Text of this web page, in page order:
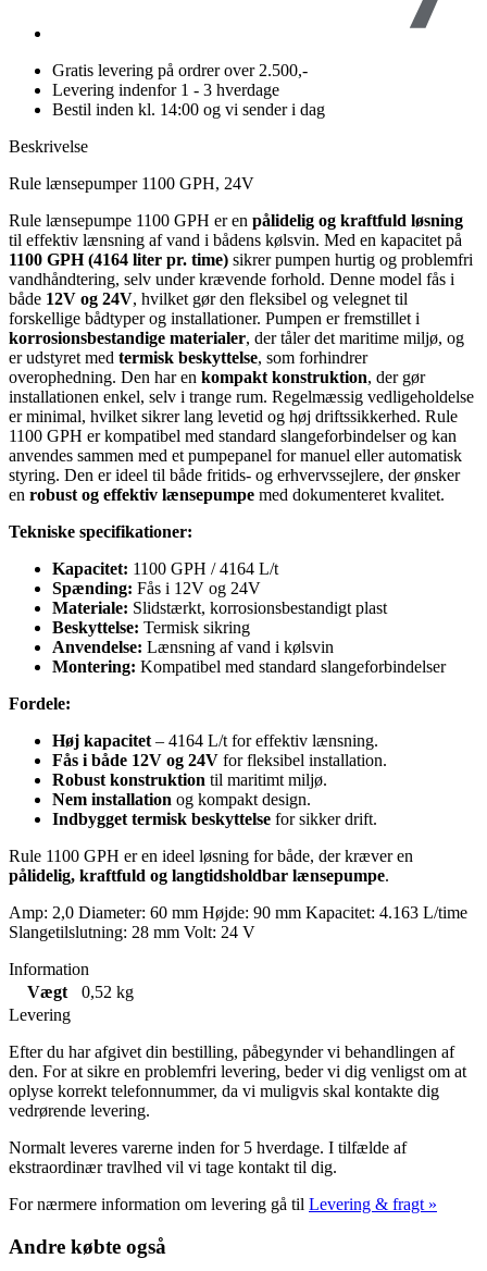
Gratis levering på ordrer over 2.500,-
Levering indenfor 1 - 3 hverdage
Bestil inden kl. 14:00 og vi sender i dag
Beskrivelse
Rule lænsepumper 1100 GPH, 24V
Rule lænsepumpe 1100 GPH er en pålidelig og kraftfuld løsning
til effektiv lænsning af vand i bådens kølsvin. Med en kapacitet på
1100 GPH (4164 liter pr. time) sikrer pumpen hurtig og problemfri
vandhåndtering, selv under krævende forhold. Denne model fås i
både 12V og 24V, hvilket gør den fleksibel og velegnet til
forskellige bådtyper og installationer. Pumpen er fremstillet i
korrosionsbestandige materialer, der tåler det maritime miljø, og
er udstyret med termisk beskyttelse, som forhindrer
overophedning. Den har en kompakt konstruktion, der gør
installationen enkel, selv i trange rum. Regelmæssig vedligeholdelse
er minimal, hvilket sikrer lang levetid og høj driftssikkerhed. Rule
1100 GPH er kompatibel med standard slangeforbindelser og kan
anvendes sammen med et pumpepanel for manuel eller automatisk
styring. Den er ideel til både fritids- og erhvervssejlere, der ønsker
en robust og effektiv lænsepumpe med dokumenteret kvalitet.
Tekniske specifikationer:
Kapacitet: 1100 GPH / 4164 L/t
Spænding: Fås i 12V og 24V
Materiale: Slidstærkt, korrosionsbestandigt plast
Beskyttelse: Termisk sikring
Anvendelse: Lænsning af vand i kølsvin
Montering: Kompatibel med standard slangeforbindelser
Fordele:
Høj kapacitet– 4164 L/t for effektiv lænsning.
Fås i både 12V og 24V for fleksibel installation.
Robust konstruktion til maritimt miljø.
Nem installation og kompakt design.
Indbygget termisk beskyttelse for sikker drift.
Rule 1100 GPH er en ideel løsning for både, der kræver en
pålidelig, kraftfuld og langtidsholdbar lænsepumpe.
Amp: 2,0 Diameter: 60 mm Højde: 90 mm Kapacitet: 4.163 L/time
Slangetilslutning: 28 mm Volt: 24 V
Information
Vægt
0,52 kg
Levering
Efter du har afgivet din bestilling, påbegynder vi behandlingen af
den. For at sikre en problemfri levering, beder vi dig venligst om at
oplyse korrekt telefonnummer, da vi muligvis skal kontakte dig
vedrørende levering.
Normalt leveres varerne inden for 5 hverdage. I tilfælde af
ekstraordinær travlhed vil vi tage kontakt til dig.
For nærmere information om levering gå til Levering & fragt »
Andre købte også